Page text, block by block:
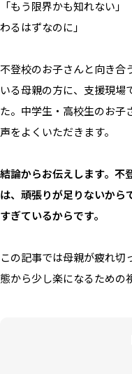
「もう限界かも知れない
わるはずなのに」
不登校のお子さんと向き合
いる母親の方に、支援現場
た。中学生・高校生のお子
声をよくいただきます。
結論からお伝えします。不
は、頑張りが足りないから
すぎているからです。
この記事では母親が疲れ切
態から少し楽になるための